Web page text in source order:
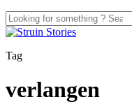
Tag
verlangen